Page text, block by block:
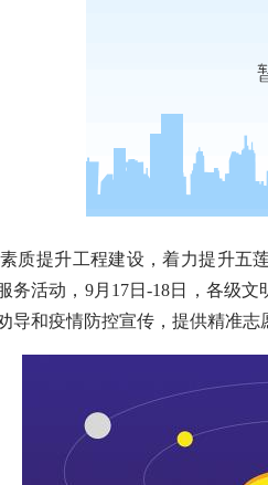
提升工程建设，着力提升五
务活动，9月17日-18日，各级
导和疫情防控宣传，提供精准